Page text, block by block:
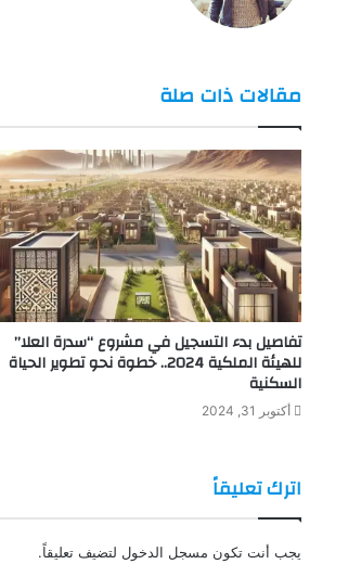
مقالات ذات صلة
تفاصيل بدء التسجيل في مشروع “سدرة العلا”
للهيئة الملكية 2024.. خطوة نحو تطوير الحياة
السكنية
أكتوبر 31, 2024
اترك تعليقاً
يجب أنت تكون مسجل الدخول لتضيف تعليقاً.